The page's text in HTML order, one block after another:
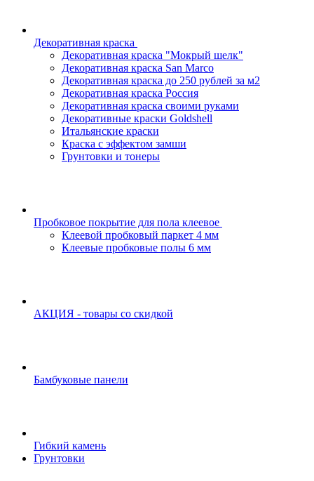
Декоративная краска
Декоративная краска "Мокрый шелк"
Декоративная краска San Marco
Декоративная краска до 250 рублей за м2
Декоративная краска Россия
Декоративная краска своими руками
Декоративные краски Goldshell
Итальянские краски
Краска с эффектом замши
Грунтовки и тонеры
Пробковое покрытие для пола клеевое
Клеевой пробковый паркет 4 мм
Клеевые пробковые полы 6 мм
АКЦИЯ - товары со скидкой
Бамбуковые панели
Гибкий камень
Грунтовки